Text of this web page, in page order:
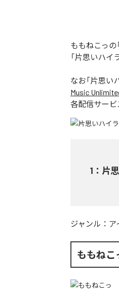
ももねこっの
「片思いハイ
なお「片思い
Music
各配信サービ
1 ： 片
ジャンル： ア
ももねこ